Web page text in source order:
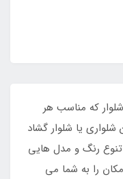
که مناسب هر
یا شلوار گشاد
تنوع رنگ و مدل هایی
را به شما می